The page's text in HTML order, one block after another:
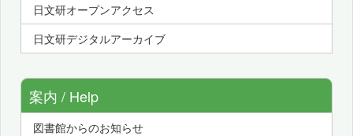
日文研オープンアクセス
日文研デジタルアーカイブ
案内 / Help
図書館からのお知らせ